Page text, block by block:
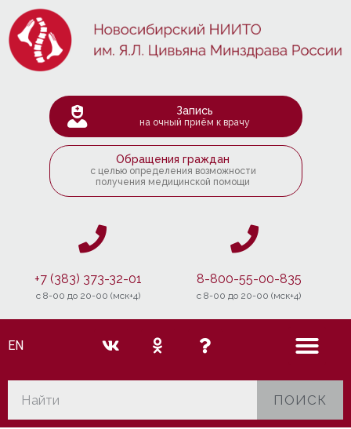
Запись
на очный приём к врачу
Обращения граждан
с целью определения возможности
получения медицинской помощи
+7 (383) 373-32-01
c 8-00 до 20-00 (мск+4)
8-800-55-00-835
c 8-00 до 20-00 (мск+4)
EN
ПОИСК